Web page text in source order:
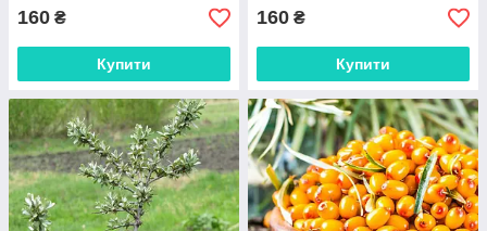
160 ₴
Купити
160 ₴
Купити